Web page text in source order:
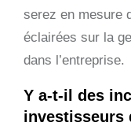
serez en mesure
éclairées sur la
dans l’entreprise.
Y a-t-il des
investisseurs